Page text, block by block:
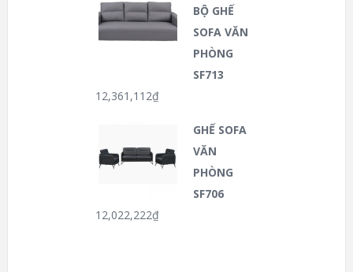
BỘ GHẾ
SOFA VĂN
PHÒNG
SF713
12,361,112₫
GHẾ SOFA
VĂN
PHÒNG
SF706
12,022,222₫